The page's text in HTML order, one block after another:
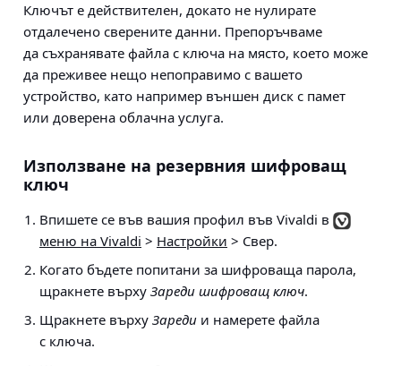
Ключът е действителен, докато не нулирате
отдалечено сверените данни. Препоръчваме
да съхранявате файла с ключа на място, което може
да преживее нещо непоправимо с вашето
устройство, като например външен диск с памет
или доверена облачна услуга.
Използване на резервния шифроващ
ключ
Впишете се във вашия профил във Vivaldi в
меню на Vivaldi > Настройки > Свер.
Когато бъдете попитани за шифроваща парола,
щракнете върху Зареди шифроващ ключ.
Щракнете върху Зареди и намерете файла
с ключа.